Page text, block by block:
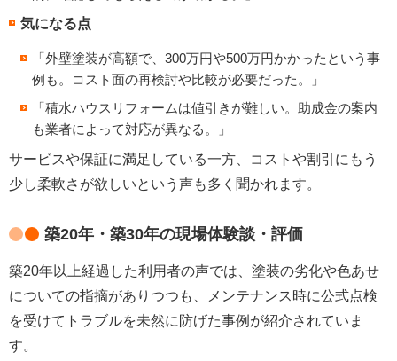
気になる点
「外壁塗装が高額で、300万円や500万円かかったという事
例も。コスト面の再検討や比較が必要だった。」
「積水ハウスリフォームは値引きが難しい。助成金の案内
も業者によって対応が異なる。」
サービスや保証に満足している一方、コストや割引にもう
少し柔軟さが欲しいという声も多く聞かれます。
築20年・築30年の現場体験談・評価
築20年以上経過した利用者の声では、塗装の劣化や色あせ
についての指摘がありつつも、メンテナンス時に公式点検
を受けてトラブルを未然に防げた事例が紹介されていま
す。